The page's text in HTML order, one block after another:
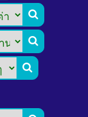


